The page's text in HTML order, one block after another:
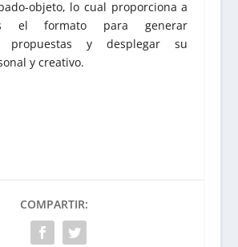
objeto, lo cual proporciona a
el formato para generar
propuestas y desplegar su
y creativo.
COMPARTIR: